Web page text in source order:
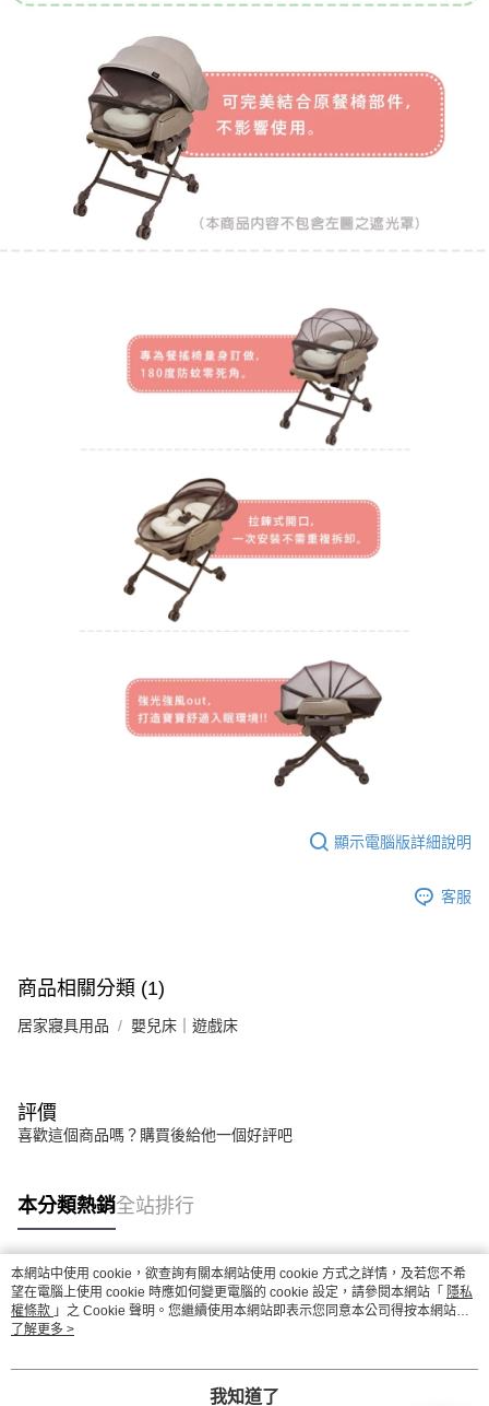
顯示電腦版詳細說明
客服
商品相關分類 (1)
居家寢具用品 嬰兒床｜遊戲床
評價
喜歡這個商品嗎？購買後給他一個好評吧
本分類熱銷全站排行
熱門標籤
本網站中使用 cookie，欲查詢有關本網站使用 cookie 方式之詳情，及若您不希
望在電腦上使用 cookie 時應如何變更電腦的 cookie 設定，請參閱本網站「 隱私
權條款 」之 Cookie 聲明。您繼續使用本網站即表示您同意本公司得按本網站使
用條款之 Cookie 聲明使用 cookie。
了解更多 >
我知道了